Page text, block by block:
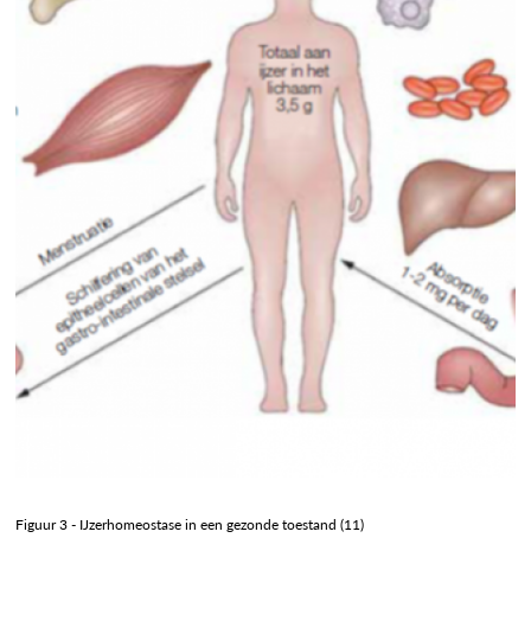
Figuur 3 - IJzerhomeostase in een gezonde toestand (11)